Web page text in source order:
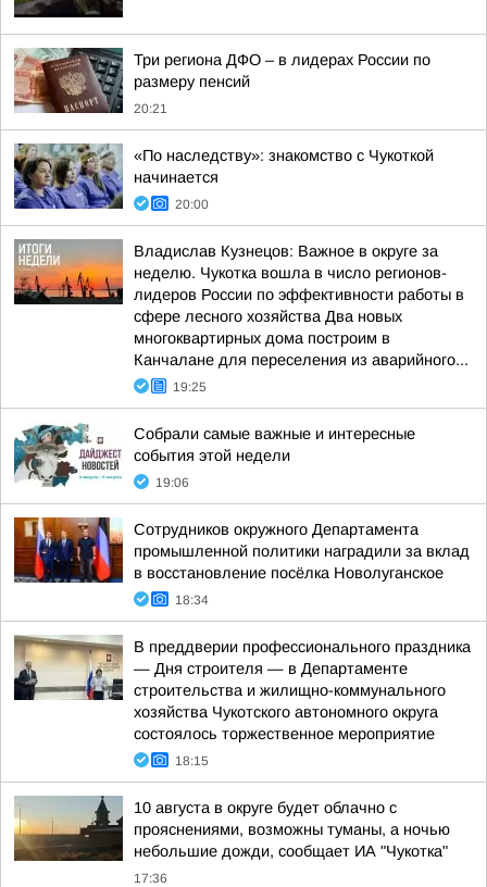
Три региона ДФО – в лидерах России по
размеру пенсий
20:21
«По наследству»: знакомство с Чукоткой
начинается
20:00
Владислав Кузнецов: Важное в округе за
неделю. Чукотка вошла в число регионов-
лидеров России по эффективности работы в
сфере лесного хозяйства Два новых
многоквартирных дома построим в
Канчалане для переселения из аварийного...
19:25
Собрали самые важные и интересные
события этой недели
19:06
Сотрудников окружного Департамента
промышленной политики наградили за вклад
в восстановление посёлка Новолуганское
18:34
В преддверии профессионального праздника
— Дня строителя — в Департаменте
строительства и жилищно-коммунального
хозяйства Чукотского автономного округа
состоялось торжественное мероприятие
18:15
10 августа в округе будет облачно с
прояснениями, возможны туманы, а ночью
небольшие дожди, сообщает ИА "Чукотка"
17:36